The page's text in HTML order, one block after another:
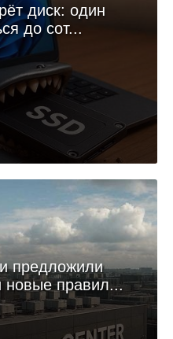
диск: один
до сот...
предложили
правил...